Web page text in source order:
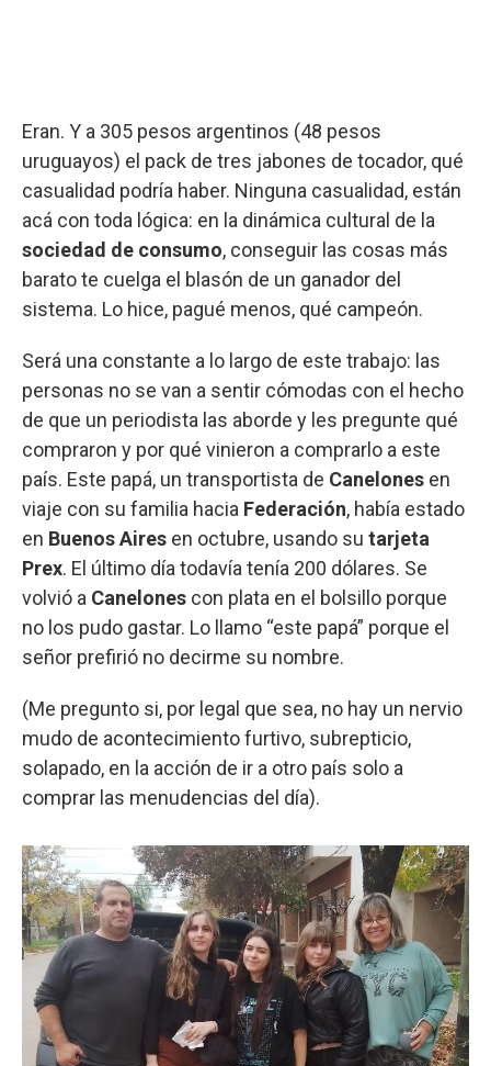
Eran. Y a 305 pesos argentinos (48 pesos
uruguayos) el pack de tres jabones de tocador, qué
casualidad podría haber. Ninguna casualidad, están
acá con toda lógica: en la dinámica cultural de la
sociedad de consumo, conseguir las cosas más
barato te cuelga el blasón de un ganador del
sistema. Lo hice, pagué menos, qué campeón.
Será una constante a lo largo de este trabajo: las
personas no se van a sentir cómodas con el hecho
de que un periodista las aborde y les pregunte qué
compraron y por qué vinieron a comprarlo a este
país. Este papá, un transportista de Canelones en
viaje con su familia hacia Federación, había estado
en Buenos Aires en octubre, usando su tarjeta
Prex. El último día todavía tenía 200 dólares. Se
volvió a Canelones con plata en el bolsillo porque
no los pudo gastar. Lo llamo “este papá” porque el
señor prefirió no decirme su nombre.
(Me pregunto si, por legal que sea, no hay un nervio
mudo de acontecimiento furtivo, subrepticio,
solapado, en la acción de ir a otro país solo a
comprar las menudencias del día).